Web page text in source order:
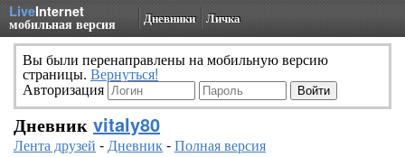
LiveInternet
мобильная версия Дневники Личка
Вы были перенаправлены на мобильную версию
страницы. Вернуться!
Авторизация
Дневник vitaly80
Лента друзей -Дневник-Полная версия